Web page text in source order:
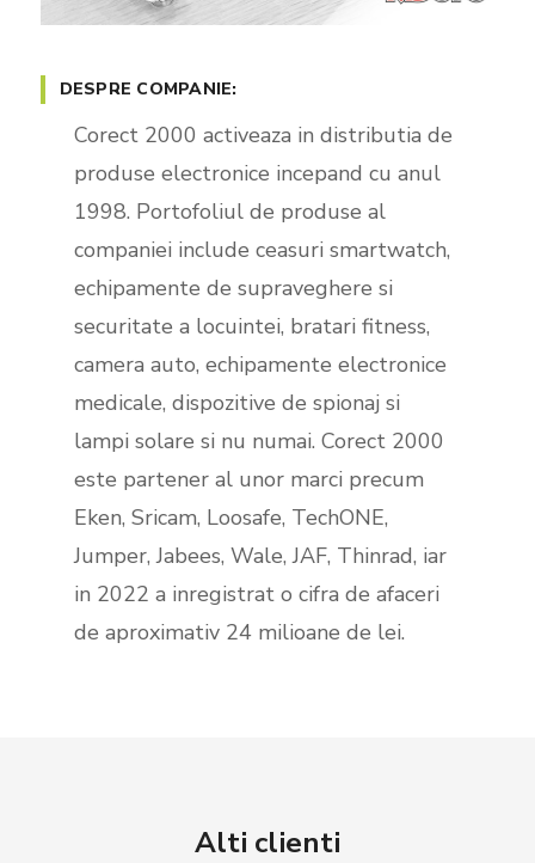
DESPRE COMPANIE:
Corect 2000 activeaza in distributia de
produse electronice incepand cu anul
1998. Portofoliul de produse al
companiei include ceasuri smartwatch,
echipamente de supraveghere si
securitate a locuintei, bratari fitness,
camera auto, echipamente electronice
medicale, dispozitive de spionaj si
lampi solare si nu numai. Corect 2000
este partener al unor marci precum
Eken, Sricam, Loosafe, TechONE,
Jumper, Jabees, Wale, JAF, Thinrad, iar
in 2022 a inregistrat o cifra de afaceri
de aproximativ 24 milioane de lei.
Alti clienti